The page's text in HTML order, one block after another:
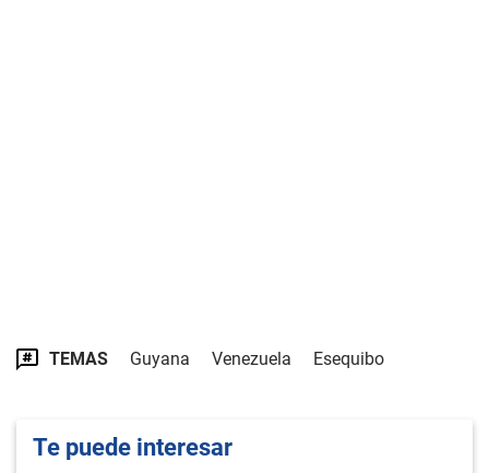
TEMAS Guyana Venezuela Esequibo
Te puede interesar